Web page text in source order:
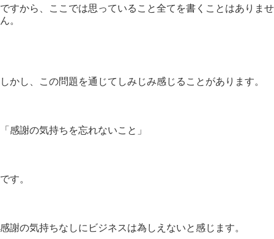
ですから、ここでは思っていること全てを書くことはありませ
ん。
しかし、この問題を通じてしみじみ感じることがあります。
「感謝の気持ちを忘れないこと」
です。
感謝の気持ちなしにビジネスは為しえないと感じます。